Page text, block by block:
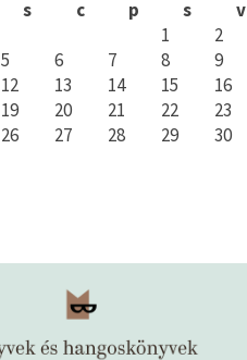
s c p s
v
1
2
5 6 7 8
9
12 13 14 15
16
19 20 21 22
23
26 27 28 29
30